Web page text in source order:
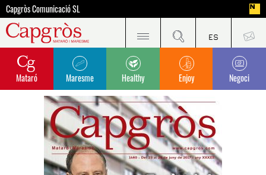
Capgròs Comunicació SL
Mataró Maresme Healthy Enjoy Negoci